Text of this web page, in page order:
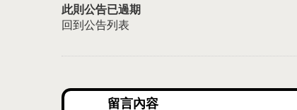
此則公告已過期
回到公告列表